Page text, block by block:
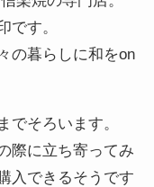
です。
の暮らしに和をon
でそろいます。
際に立ち寄ってみ
入できるそうです